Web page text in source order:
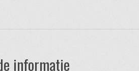
informatie